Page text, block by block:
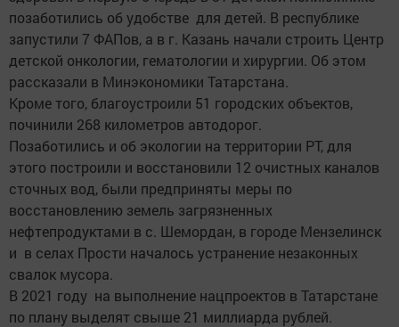
позаботились об удобстве для детей. В республике
запустили 7 ФАПов, а в г. Казань начали строить Центр
детской онкологии, гематологии и хирургии. Об этом
рассказали в Минэкономики Татарстана.
Кроме того, благоустроили 51 городских объектов,
починили 268 километров автодорог.
Позаботились и об экологии на территории РТ, для
этого построили и восстановили 12 очистных каналов
сточных вод, были предприняты меры по
восстановлению земель загрязненных
нефтепродуктами в с. Шемордан, в городе Мензелинск
и в селах Прости началось устранение незаконных
свалок мусора.
В 2021 году на выполнение нацпроектов в Татарстане
по плану выделят свыше 21 миллиарда рублей.